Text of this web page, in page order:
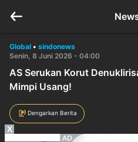
Global • sindonews
Senin, 8 Juni 2026 - 04:00
AS Serukan Korut
Mimpi Usang!
Dengarkan Berita
X